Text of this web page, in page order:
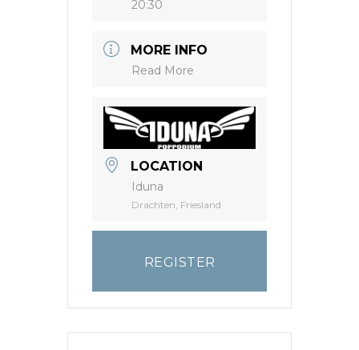
20:30
MORE INFO
Read More
LOCATION
Iduna
Drachten, Friesland
REGISTER